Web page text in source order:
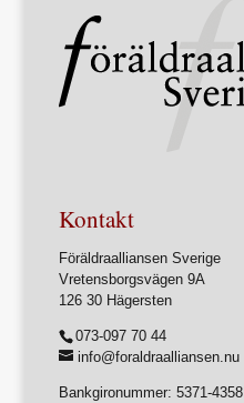
Kontakt
Föräldraalliansen Sverige
Vretensborgsvägen 9A
126 30 Hägersten
073-097 70 44
info@foraldraalliansen.nu
Bankgironummer: 5371-4358